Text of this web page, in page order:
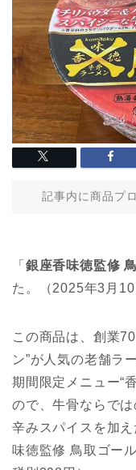
記事内に商品プ
「 銀座香味徳監修
た。（2025年3月10
この商品は、創業
ン”が人気の老舗ラ
期間限定メニュー“
ので、牛骨ならで
辛みスパイスを加
味徳監修 鳥取ゴー